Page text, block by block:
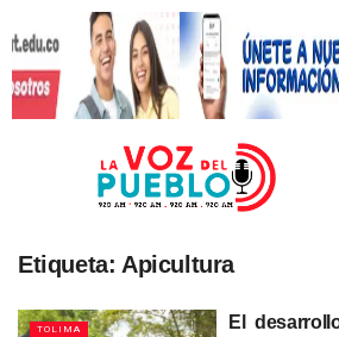
Etiqueta: Apicultura
TOLIMA
El